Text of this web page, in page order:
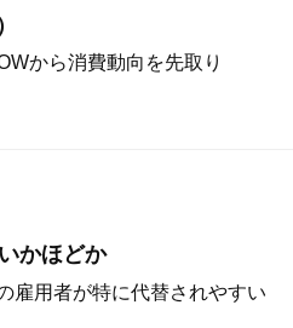
から消費動向を先取り
かほどか
雇用者が特に代替されやすい